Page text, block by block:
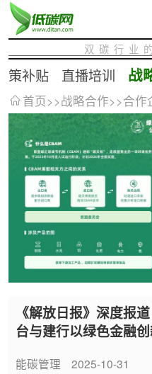
双碳行业
策补贴 直播培训 战
首页>>战略合作>>合作
《解放日报》深度报
台与建行以绿色金融
能碳管理 2025-10-31